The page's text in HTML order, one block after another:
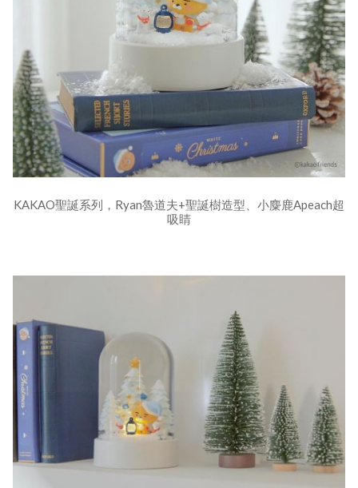
KAKAO聖誕系列，Ryan魯道夫+聖誕樹造型、小麋鹿Apeach超
吸睛